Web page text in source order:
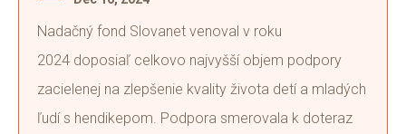
Nadačný fond Slovanet venoval v roku
2024 doposiaľ celkovo najvyšší objem podpory
zacielenej na zlepšenie kvality života detí a mladých
ľudí s hendikepom. Podpora smerovala k doteraz